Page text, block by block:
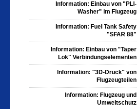
Information: Einbau von "PLI-
Washer" im Flugzeug
Information: Fuel Tank Safety
"SFAR 88"
Information: Einbau von "Taper
Lok" Verbindungselementen
Information: "3D-Druck" von
Flugzeugteilen
Information: Flugzeug und
Umweltschutz